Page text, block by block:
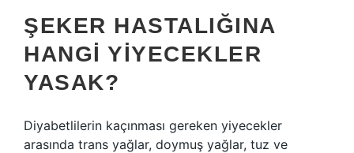
ŞEKER HASTALIĞINA
HANGI YIYECEKLER
YASAK?
Diyabetlilerin kaçınması gereken yiyecekler
arasında trans yağlar, doymuş yağlar, tuz ve